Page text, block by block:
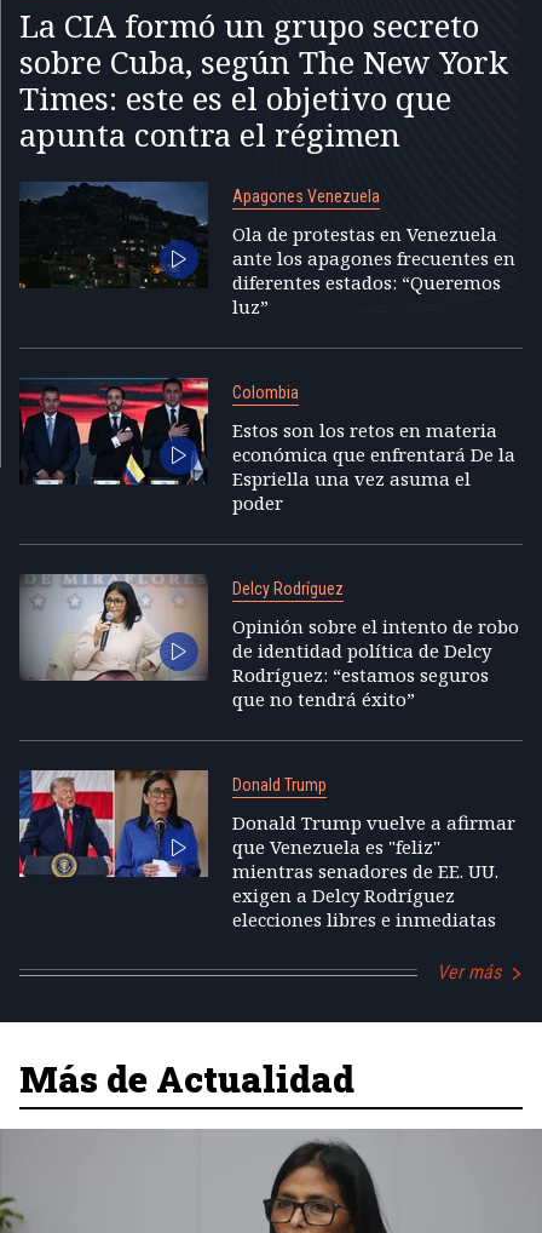
La CIA formó un grupo secreto
sobre Cuba, según The New York
Times: este es el objetivo que
apunta contra el régimen
Apagones Venezuela
Ola de protestas en Venezuela
ante los apagones frecuentes en
diferentes estados: “Queremos
luz”
Colombia
Estos son los retos en materia
económica que enfrentará De la
Espriella una vez asuma el
poder
Delcy Rodríguez
Opinión sobre el intento de robo
de identidad política de Delcy
Rodríguez: “estamos seguros
que no tendrá éxito”
Donald Trump
Donald Trump vuelve a afirmar
que Venezuela es "feliz"
mientras senadores de EE. UU.
exigen a Delcy Rodríguez
elecciones libres e inmediatas
Ver más
Más de Actualidad